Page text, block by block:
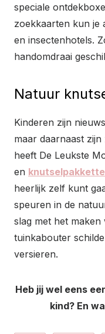
speciale
zoekkaarten kun je
en insectenhotels.
handomdraai
Natuur
Kinderen zijn
maar daarnaast
heeft De Leukste
en
heerlijk zelf kunt
speuren in de
slag met het maken
tuinkabouter
versieren.
Heb jij wel eens
kind? En